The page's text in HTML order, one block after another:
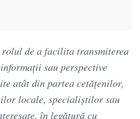
de a facilita transmiterea
sau perspective
atât din partea cetățenilor,
locale, specialiștilor sau
în legătură cu